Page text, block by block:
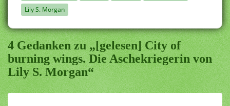
Lily S. Morgan
4 Gedanken zu „[gelesen] City of
burning wings. Die Aschekriegerin von
Lily S. Morgan“